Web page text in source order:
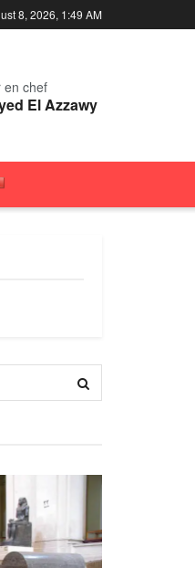
8, 2026, 1:49 AM
en chef
El Azzawy